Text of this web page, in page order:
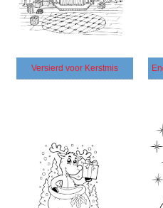
Versierd voor Kerstmis